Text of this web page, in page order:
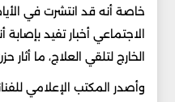
خاصة أنه قد انتشرت في
الاجتماعي أخبار تفيد
الخارج لتلقي العلاج، ما أثار
وأصدر المكتب الإعلامي